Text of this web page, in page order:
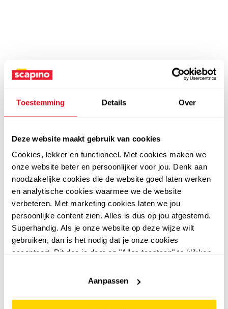
Toestemming Details Over
Deze website maakt gebruik van cookies
Cookies, lekker en functioneel. Met cookies maken we
onze website beter en persoonlijker voor jou. Denk aan
noodzakelijke cookies die de website goed laten werken
en analytische cookies waarmee we de website
verbeteren. Met marketing cookies laten we jou
persoonlijke content zien. Alles is dus op jou afgestemd.
Superhandig. Als je onze website op deze wijze wilt
gebruiken, dan is het nodig dat je onze cookies
accepteert. Dit doe je door op "Alles toestaan" te klikken.
website niet optimaal functioneert.
Aanpassen